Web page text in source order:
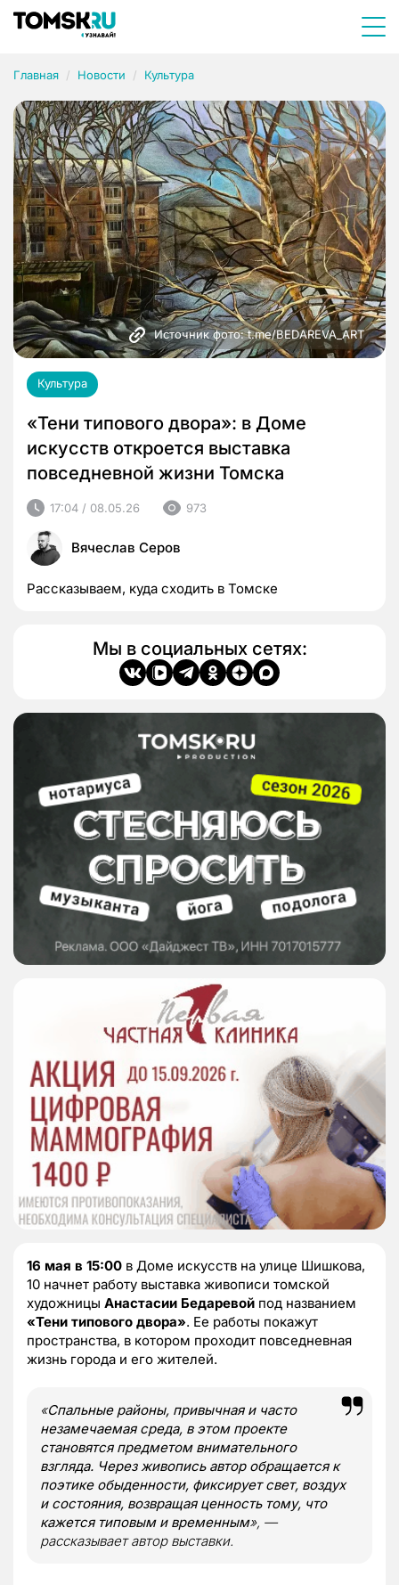
Главная Новости Культура
Источник фото: t.me/BEDAREVA_ART
Культура
«Тени типового двора»: в Доме
искусств откроется выставка
повседневной жизни Томска
17:04 / 08.05.26 973
Вячеслав Серов
Рассказываем, куда сходить в Томске
Мы в социальных сетях:
16 мая в 15:00 в Доме искусств на улице Шишкова,
10 начнет работу выставка живописи томской
художницы Анастасии Бедаревой под названием
«Тени типового двора». Ее работы покажут
пространства, в котором проходит повседневная
жизнь города и его жителей.
«Спальные районы, привычная и часто
незамечаемая среда, в этом проекте
становятся предметом внимательного
взгляда. Через живопись автор обращается к
поэтике обыденности, фиксирует свет, воздух
и состояния, возвращая ценность тому, что
кажется типовым и временным», —
рассказывает автор выставки.